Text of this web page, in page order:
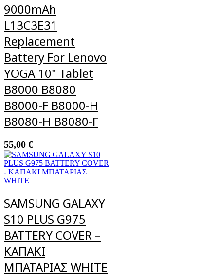
9000mAh
L13C3E31
Replacement
Battery For Lenovo
YOGA 10" Tablet
B8000 B8080
B8000-F B8000-H
B8080-H B8080-F
55,00 €
SAMSUNG GALAXY
S10 PLUS G975
BATTERY COVER –
ΚΑΠΑΚΙ
ΜΠΑΤΑΡΙΑΣ WHITE